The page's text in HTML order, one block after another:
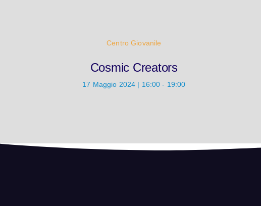
Centro Giovanile
Cosmic Creators
17 Maggio 2024 | 16:00 - 19:00